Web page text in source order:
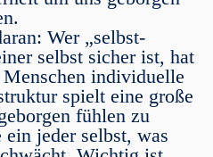
Wer „selbst-
selbst sicher ist, hat
individuelle
spielt eine große
fühlen zu
ein jeder selbst, was